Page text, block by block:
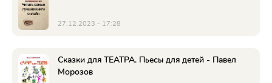
27.12.2023 - 17:28
Сказки для ТЕАТРА. Пьесы для детей - Павел
Морозов